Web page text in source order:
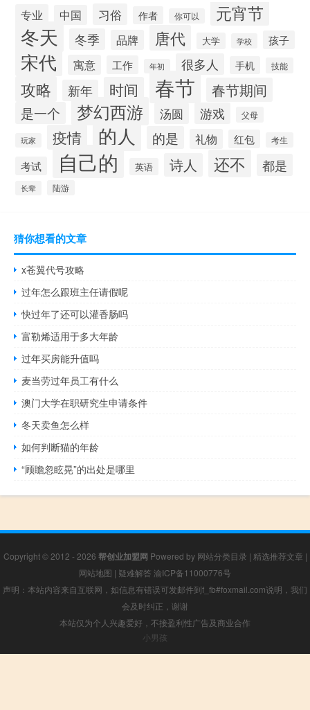
专业 中国 习俗 作者 你可以 元宵节
冬天 冬季 品牌 唐代 大学 学校 孩子
宋代 寓意 工作 年初 很多人 手机 技能
攻略 新年 时间 春节 春节期间
是一个 梦幻西游 汤圆 游戏 父母
玩家 疫情 的人 的是 礼物 红包 考生
考试 自己的 英语 诗人 还不 都是
长辈 陆游
猜你想看的文章
x苍翼代号攻略
过年怎么跟班主任请假呢
快过年了还可以灌香肠吗
富勒烯适用于多大年龄
过年买房能升值吗
麦当劳过年员工有什么
澳门大学在职研究生申请条件
冬天卖鱼怎么样
如何判断猫的年龄
“顾瞻忽眩晃”的出处是哪里
Copyright © 2012 - 2026 帮创业加盟网 Powered by 网站分类目录 | 精选推荐文章 |
网站地图 | 疑难解答 渝ICP备11000776号
声明：本站内容来自互联网，如信息有错误可发邮件到f_fb#foxmail.com说明，我们
会及时纠正，谢谢
本站仅为个人兴趣爱好，不接盈利性广告及商业合作
小男孩